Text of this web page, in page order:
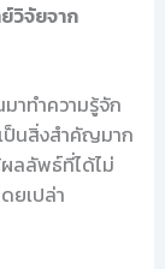
วิจัยจาก
าทำความรู้จัก
ป็นสิ่งสำคัญมาก
ผลลัพธ์ที่ได้ไม่
ยเปล่า